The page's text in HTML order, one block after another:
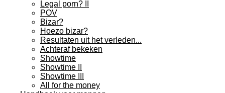
Legal porn? II
POV
Bizar?
Hoezo bizar?
Resultaten uit het verleden...
Achteraf bekeken
Showtime
Showtime II
Showtime III
All for the money